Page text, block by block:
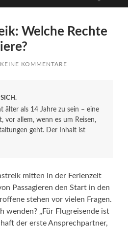
Welche Rechte
KEINE KOMMENTARE
älter als 14 Jahre zu sein – eine
vor allem, wenn es um Reisen,
geht. Der Inhalt ist
mitten in der Ferienzeit
Passagieren den Start in den
stehen vor vielen Fragen.
wenden? „Für Flugreisende ist
der erste Ansprechpartner,